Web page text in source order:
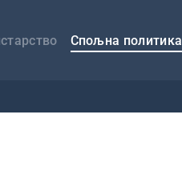
Спољна политика